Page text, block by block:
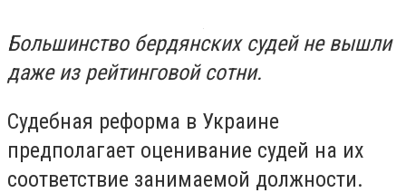
Большинство бердянских судей не вышли
даже из рейтинговой сотни.
Судебная реформа в Украине
предполагает оценивание судей на их
соответствие занимаемой должности.